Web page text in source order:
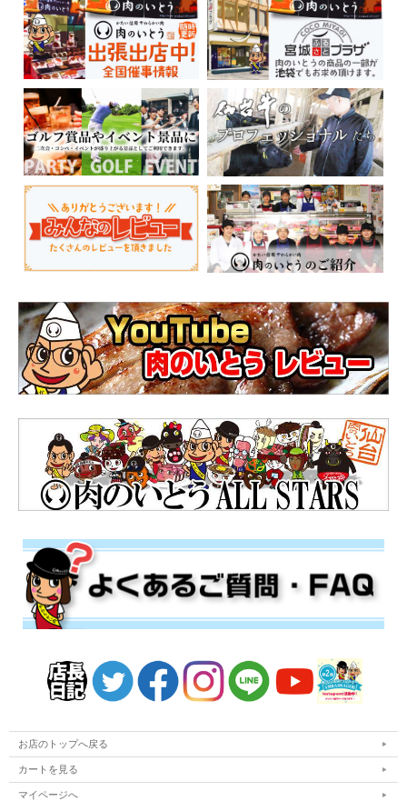
お店のトップへ戻る
カートを見る
マイページへ